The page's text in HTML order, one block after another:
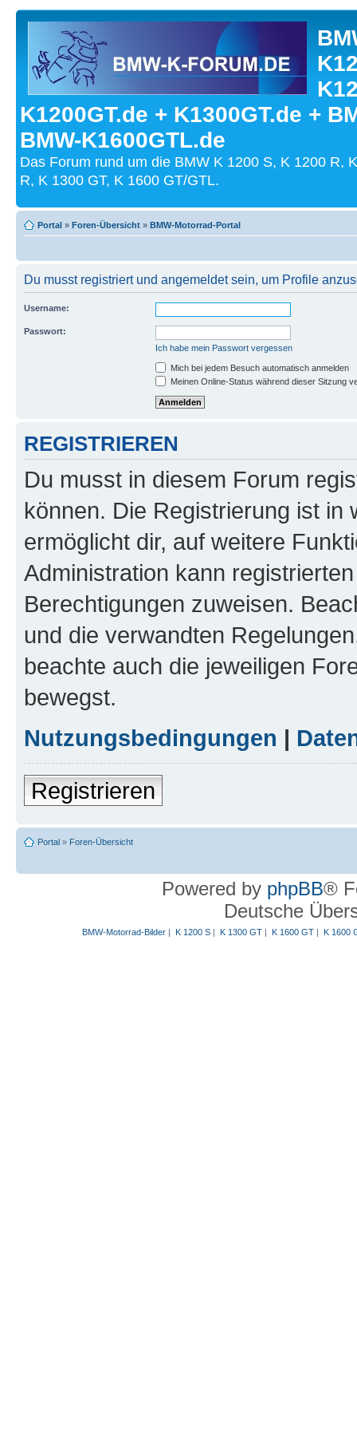
K1200GT.de + K1300GT.de +
BMW-K1600GTL.de
Das Forum rund um die BMW K 1200 S, K 1200 R,
R, K 1300 GT, K 1600 GT/GTL.
Portal » Foren-Übersicht » BMW-Motorrad-Portal
Du musst registriert und angemeldet sein, um Profile
Username:
Passwort:
Ich habe mein Passwort vergessen
Mich bei jedem Besuch automatisch anmelden
Meinen Online-Status während dieser Sitzung
REGISTRIEREN
Du musst in diesem Forum
können. Die Registrierung ist in
ermöglicht dir, auf weitere
Administration kann
Berechtigungen zuweisen.
und die verwandten
beachte auch die jeweiligen
bewegst.
Nutzungsbedingungen |
Registrieren
Portal » Foren-Übersicht
Powered by phpBB®
Deutsche
BMW-Motorrad-Bilder| K 1200 S| K 1300 GT| K 1600 GT| K 1600